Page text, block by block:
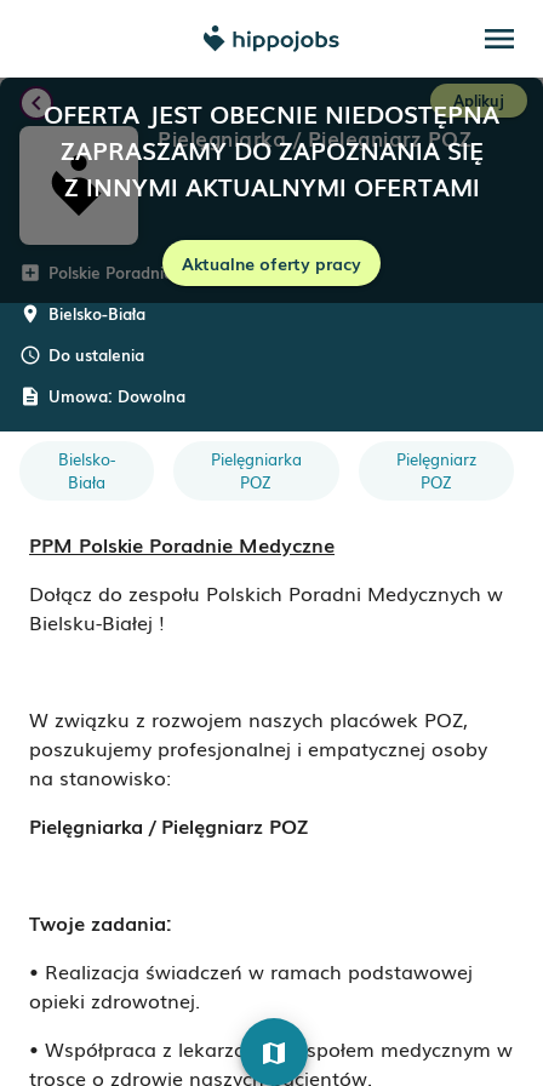
menu
OFERTA JEST OBECNIE NIEDOSTĘPNA
ZAPRASZAMY DO ZAPOZNANIA SIĘ
Z INNYMI AKTUALNYMI OFERTAMI
Aktualne oferty pracy
chevron_left Aplikuj
Pielęgniarka / Pielęgniarz POZ
add_box Polskie Poradnie Medyczne
room Bielsko-Biała
schedule Do ustalenia
description Umowa: Dowolna
Bielsko-
Biała
Pielęgniarka
POZ
Pielęgniarz
POZ
PPM Polskie Poradnie Medyczne
Dołącz do zespołu Polskich Poradni Medycznych w
Bielsku-Białej !
W związku z rozwojem naszych placówek POZ,
poszukujemy profesjonalnej i empatycznej osoby
na stanowisko:
Pielęgniarka / Pielęgniarz POZ
Twoje zadania:
• Realizacja świadczeń w ramach podstawowej
opieki zdrowotnej.
• Współpraca z lekarzami i zespołem medycznym w
trosce o zdrowie naszych pacjentów.
map